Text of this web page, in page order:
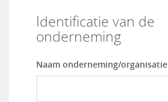
Identificatie van de
onderneming
Naam onderneming/organisatie